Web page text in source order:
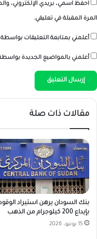
احفظ اسمي، بريدي الإلكتروني،
المرة المقبلة في تعليقي.
أعلمني بمتابعة التعليقات بواسطة
أعلمني بالمواضيع الجديدة بواسطة
مقالات ذات صلة
بنك السودان يرهن استيراد
بإيداع 200 كيلوجرام من الذهب
15 يونيو، 2026